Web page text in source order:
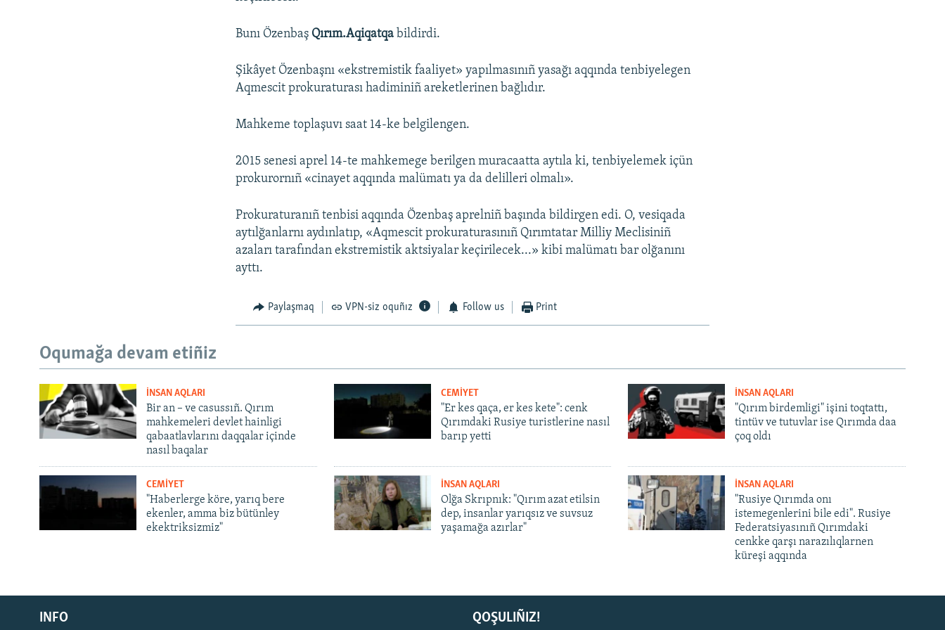
Русский
Українською
Bunı Özenbaş Qırım.Aqiqatqa bildirdi.
Şikâyet Özenbaşnı «ekstremistik faaliyet» yapılmasınıñ yasağı aqqında tenbiyelegen
Aqmescit prokuraturası hadiminiñ areketlerinen bağlıdır.
Mahkeme toplaşuvı saat 14-ke belgilengen.
2015 senesi aprel 14-te mahkemege berilgen muracaatta aytıla ki, tenbiyelemek içün
prokurornıñ «cinayet aqqında malümatı ya da delilleri olmalı».
Prokuraturanıñ tenbisi aqqında Özenbaş aprelniñ başında bildirgen edi. O, vesiqada
aytılğanlarnı aydınlatıp, «Aqmescit prokuraturasınıñ Qırımtatar Milliy Meclisiniñ
azaları tarafından ekstremistik aktsiyalar keçirilecek...» kibi malümatı bar olğanını
ayttı.
Paylaşmaq VPN-siz oquñız Follow us Print
Oqumağa devam etiñiz
İNSAN AQLARI
Bir an – ve casussıñ. Qırım
mahkemeleri devlet hainligi
qabaatlavlarını daqqalar içinde
nasıl baqalar
CEMİYET
"Er kes qaça, er kes kete": cenk
Qırımdaki Rusiye turistlerine nasıl
barıp yetti
İNSAN AQLARI
"Qırım birdemligi" işini toqtattı,
tintüv ve tutuvlar ise Qırımda daa
çoq oldı
CEMİYET
"Haberlerge köre, yarıq bere
ekenler, amma biz bütünley
ekektriksizmiz"
İNSAN AQLARI
Olğa Skrıpnık: "Qırım azat etilsin
dep, insanlar yarıqsız ve suvsuz
yaşamağa azırlar"
İNSAN AQLARI
"Rusiye Qırımda onı
istemegenlerini bile edi". Rusiye
Federatsiyasınıñ Qırımdaki
cenkke qarşı narazılıqlarnen
küreşi aqqında
QOŞULIÑIZ!
INFO